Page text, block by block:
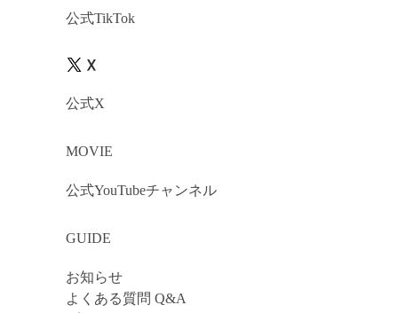
公式TikTok
公式X
MOVIE
公式YouTubeチャンネル
GUIDE
お知らせ
よくある質問 Q&A